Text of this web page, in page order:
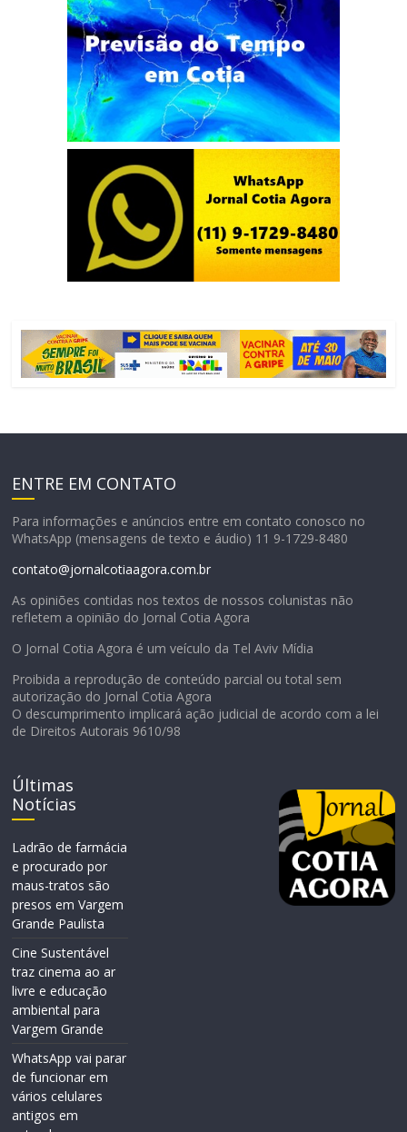
ENTRE EM CONTATO
Para informações e anúncios entre em contato conosco no
WhatsApp (mensagens de texto e áudio) 11 9-1729-8480
contato@jornalcotiaagora.com.br
As opiniões contidas nos textos de nossos colunistas não
refletem a opinião do Jornal Cotia Agora
O Jornal Cotia Agora é um veículo da Tel Aviv Mídia
Proibida a reprodução de conteúdo parcial ou total sem
autorização do Jornal Cotia Agora
O descumprimento implicará ação judicial de acordo com a lei
de Direitos Autorais 9610/98
Últimas
Notícias
Ladrão de farmácia
e procurado por
maus-tratos são
presos em Vargem
Grande Paulista
Cine Sustentável
traz cinema ao ar
livre e educação
ambiental para
Vargem Grande
WhatsApp vai parar
de funcionar em
vários celulares
antigos em